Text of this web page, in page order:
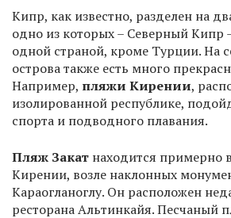
Кипр, как известно, разделен на
одно из которых – Северный Кипр
одной страной, кроме Турции. На
острова также есть много
Например, пляжи Кирении,
изолированной республике,
спорта и подводного плавания.
Пляж Закат находится примерно
Кирении, возле наклонных
Караогланоглу. Он расположен
ресторана Альтинкайя. Песчаный